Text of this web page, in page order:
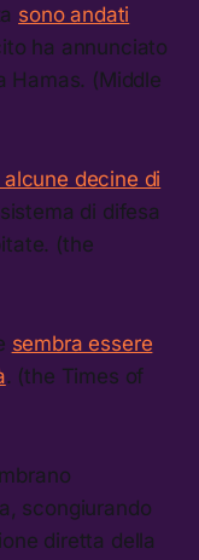
sono andati
ha annunciato
Hamas. (Middle
decine di
di difesa
(the
sembra essere
. (the Times of
scongiurando
diretta della